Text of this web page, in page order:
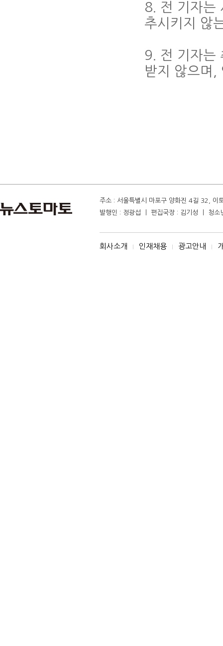
8. 전 기자는
추시키지 않
9. 전 기자는
받지 않으며,
주소 : 서울특별시 마포구 양화진 4길 32,
발행인 : 정광섭 ㅣ 편집국장 : 김기성 ㅣ
회사소개 I 인재채용 I 광고안내 I